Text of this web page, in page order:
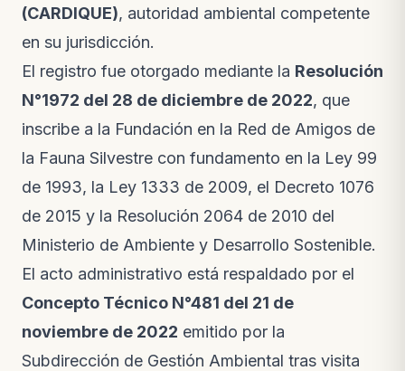
(CARDIQUE), autoridad ambiental competente
en su jurisdicción.
El registro fue otorgado mediante la Resolución
N°1972 del 28 de diciembre de 2022, que
inscribe a la Fundación en la Red de Amigos de
la Fauna Silvestre con fundamento en la Ley 99
de 1993, la Ley 1333 de 2009, el Decreto 1076
de 2015 y la Resolución 2064 de 2010 del
Ministerio de Ambiente y Desarrollo Sostenible.
El acto administrativo está respaldado por el
Concepto Técnico N°481 del 21 de
noviembre de 2022 emitido por la
Subdirección de Gestión Ambiental tras visita